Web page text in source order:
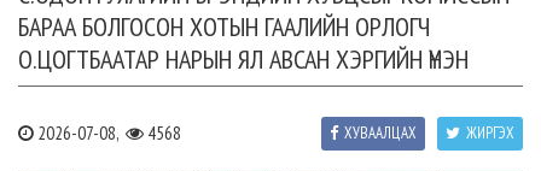
БАРАА БОЛГОСОН ХОТЫН ГААЛИЙН ОРЛОГЧ
О.ЦОГТБААТАР НАРЫН ЯЛ АВСАН ХЭРГИЙН ҮНЭН
2026-07-08, 4568 ЖИРГЭХ
ХУВААЛЦАХ